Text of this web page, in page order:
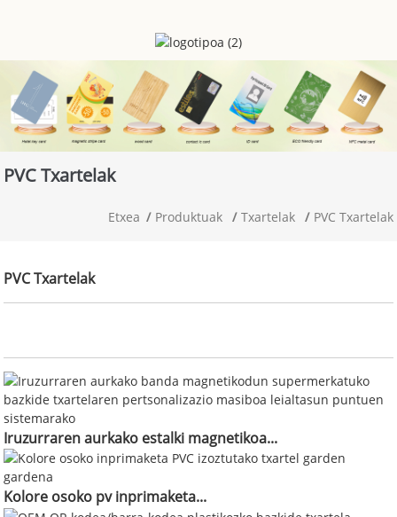
PVC Txartelak
Etxea Produktuak Txartelak PVC Txartelak
PVC Txartelak
Iruzurraren aurkako estalki magnetikoa...
Kolore osoko pv inprimaketa...